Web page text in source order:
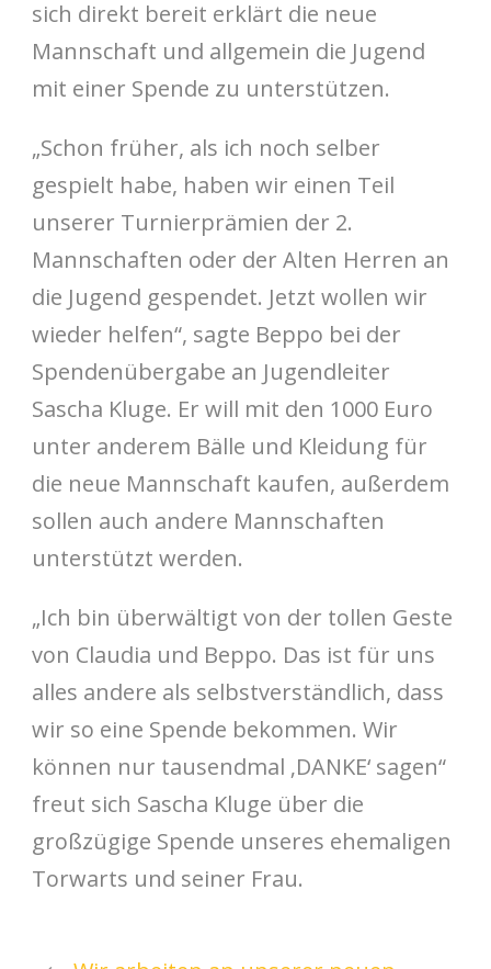
sich direkt bereit erklärt die neue
Mannschaft und allgemein die Jugend
mit einer Spende zu unterstützen.
„Schon früher, als ich noch selber
gespielt habe, haben wir einen Teil
unserer Turnierprämien der 2.
Mannschaften oder der Alten Herren an
die Jugend gespendet. Jetzt wollen wir
wieder helfen“, sagte Beppo bei der
Spendenübergabe an Jugendleiter
Sascha Kluge. Er will mit den 1000 Euro
unter anderem Bälle und Kleidung für
die neue Mannschaft kaufen, außerdem
sollen auch andere Mannschaften
unterstützt werden.
„Ich bin überwältigt von der tollen Geste
von Claudia und Beppo. Das ist für uns
alles andere als selbstverständlich, dass
wir so eine Spende bekommen. Wir
können nur tausendmal ‚DANKE‘ sagen“
freut sich Sascha Kluge über die
großzügige Spende unseres ehemaligen
Torwarts und seiner Frau.